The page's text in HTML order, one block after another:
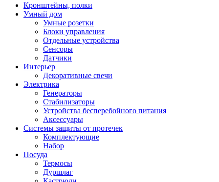
Кронштейны, полки
Умный дом
Умные розетки
Блоки управления
Отдельные устройства
Сенсоры
Датчики
Интерьер
Декоративные свечи
Электрика
Генераторы
Стабилизаторы
Устройства бесперебойного питания
Аксессуары
Системы защиты от протечек
Комплектующие
Набор
Посуда
Термосы
Дуршлаг